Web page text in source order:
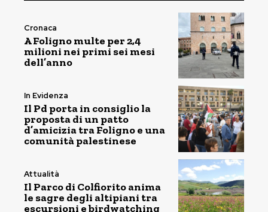
Cronaca
A Foligno multe per 2,4
milioni nei primi sei mesi
dell’anno
In Evidenza
Il Pd porta in consiglio la
proposta di un patto
d’amicizia tra Foligno e una
comunità palestinese
Attualità
Il Parco di Colfiorito anima
le sagre degli altipiani tra
escursioni e birdwatching